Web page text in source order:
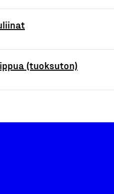
(tuoksuton)